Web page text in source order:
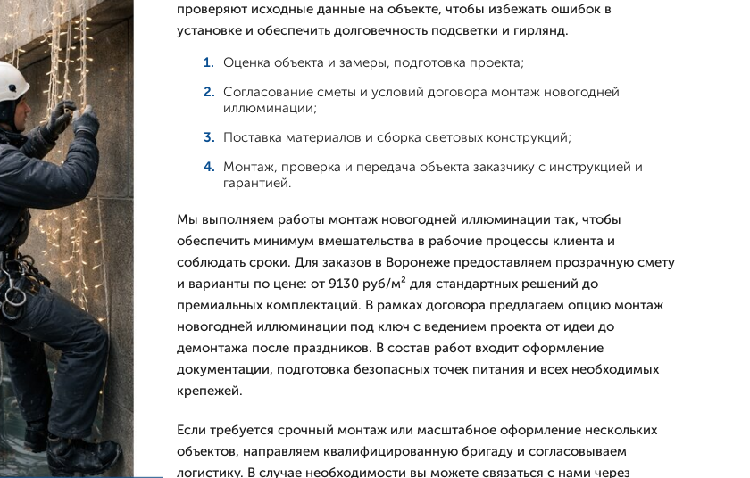
проверяют исходные данные на объекте, чтобы избежать ошибок в
установке и обеспечить долговечность подсветки и гирлянд.
Оценка объекта и замеры, подготовка проекта;
Согласование сметы и условий договора монтаж новогодней
иллюминации;
Поставка материалов и сборка световых конструкций;
Монтаж, проверка и передача объекта заказчику с инструкцией и
гарантией.
Мы выполняем работы монтаж новогодней иллюминации так, чтобы
обеспечить минимум вмешательства в рабочие процессы клиента и
соблюдать сроки. Для заказов в Воронеже предоставляем прозрачную смету
и варианты по цене: от 9130 руб/м² для стандартных решений до
премиальных комплектаций. В рамках договора предлагаем опцию монтаж
новогодней иллюминации под ключ с ведением проекта от идеи до
демонтажа после праздников. В состав работ входит оформление
документации, подготовка безопасных точек питания и всех необходимых
крепежей.
Если требуется срочный монтаж или масштабное оформление нескольких
объектов, направляем квалифицированную бригаду и согласовываем
логистику. В случае необходимости вы можете связаться с нами через